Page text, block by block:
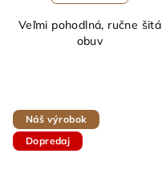
Veľmi pohodlná, ručne šitá
obuv
Náš výrobok
Dopredaj